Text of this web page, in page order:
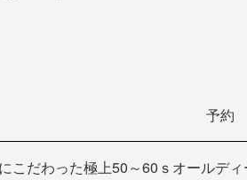
予約
こだわった極上50～60ｓオールディ